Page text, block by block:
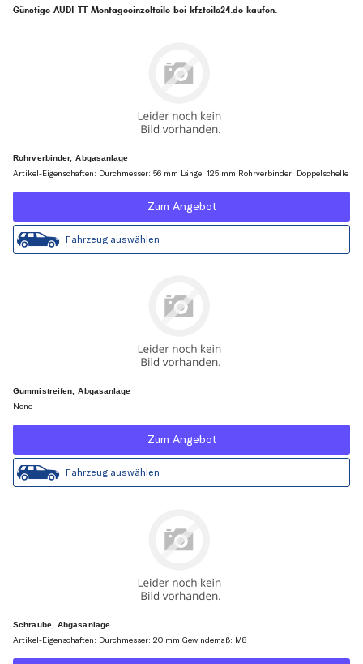
Günstige AUDI TT Montageeinzelteile bei kfzteile24.de kaufen.
Rohrverbinder, Abgasanlage
Artikel-Eigenschaften: Durchmesser: 56 mm Länge: 125 mm Rohrverbinder: Doppelschelle
Zum Angebot
Fahrzeug auswählen
Gummistreifen, Abgasanlage
None
Zum Angebot
Fahrzeug auswählen
Schraube, Abgasanlage
Artikel-Eigenschaften: Durchmesser: 20 mm Gewindemaß: M8